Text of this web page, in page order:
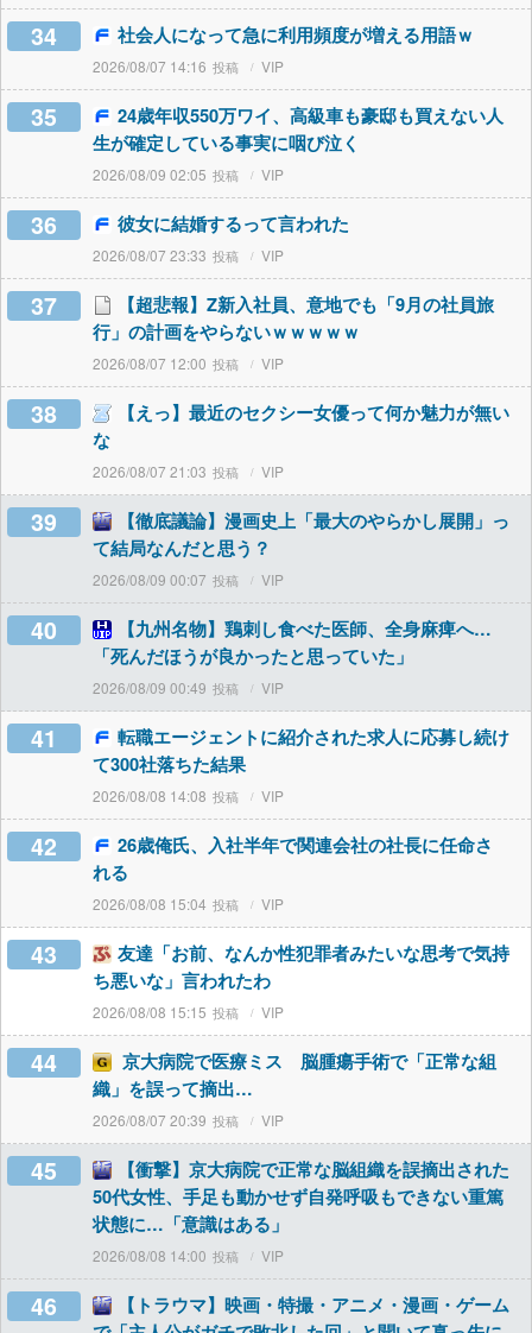
34 社会人になって急に利用頻度が増える用語ｗ
2026/08/07 14:16 VIP
35
24歳年収550万ワイ、高級車も豪邸も買えない人
生が確定している事実に咽び泣く
2026/08/09 02:05 VIP
36 彼女に結婚するって言われた
2026/08/07 23:33 VIP
37
【超悲報】Z新入社員、意地でも「9月の社員旅
行」の計画をやらないｗｗｗｗｗ
2026/08/07 12:00 VIP
38
【えっ】最近のセクシー女優って何か魅力が無い
な
2026/08/07 21:03 VIP
39
【徹底議論】漫画史上「最大のやらかし展開」っ
て結局なんだと思う？
2026/08/09 00:07 VIP
40
【九州名物】鶏刺し食べた医師、全身麻痺へ…
「死んだほうが良かったと思っていた」
2026/08/09 00:49 VIP
41
転職エージェントに紹介された求人に応募し続け
て300社落ちた結果
2026/08/08 14:08 VIP
42
26歳俺氏、入社半年で関連会社の社長に任命さ
れる
2026/08/08 15:04 VIP
43
友達「お前、なんか性犯罪者みたいな思考で気持
ち悪いな」言われたわ
2026/08/08 15:15 VIP
44
京大病院で医療ミス 脳腫瘍手術で「正常な組
織」を誤って摘出…
2026/08/07 20:39 VIP
45
【衝撃】京大病院で正常な脳組織を誤摘出された
50代女性、手足も動かせず自発呼吸もできない重篤
状態に…「意識はある」
2026/08/08 14:00 VIP
46
【トラウマ】映画・特撮・アニメ・漫画・ゲーム